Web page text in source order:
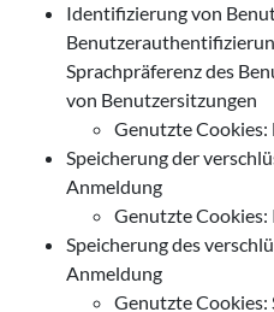
Identifizierung von
Sprachpräferenz des
von Benutzersitzungen
Genutzte Cookies:
Speicherung der
Anmeldung
Genutzte Cookies:
Speicherung des
Anmeldung
Genutzte Cookies: